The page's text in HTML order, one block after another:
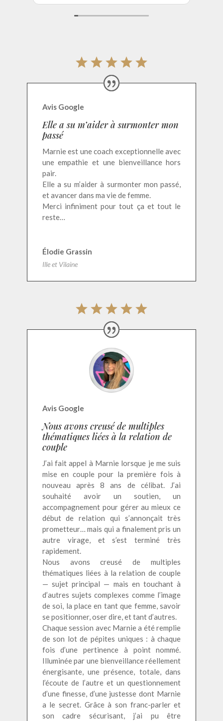
le dessus. Merci pour ton
accompagnement et tes
vers un futur qui nous correspond
désormais. À bientôt
Avis Google
Elle a su m’aider à surmonter mon
passé
Marnie est une coach exceptionnelle avec
une empathie et une bienveillance hors
pair.
Elle a su m’aider à surmonter mon passé,
et avancer dans ma vie de femme.
Merci infiniment pour tout ça et tout le
reste…
Élodie Grassin
Ille et Vilaine
Avis Google
Nous avons creusé de multiples
thématiques liées à la relation de
couple
J’ai fait appel à Marnie lorsque je me suis
mise en couple pour la première fois à
nouveau après 8 ans de célibat. J’ai
souhaité avoir un soutien, un
accompagnement pour gérer au mieux ce
début de relation qui s’annonçait très
prometteur… mais qui a finalement pris un
autre virage, et s’est terminé très
rapidement.
Nous avons creusé de multiples
thématiques liées à la relation de couple
— sujet principal — mais en touchant à
d’autres sujets complexes comme l’image
de soi, la place en tant que femme, savoir
se positionner, oser dire, et tant d’autres.
Chaque session avec Marnie a été remplie
de son lot de pépites uniques : à chaque
fois d’une pertinence à point nommé.
Illuminée par une bienveillance réellement
énergisante, une présence, totale, dans
l’écoute de l’autre et un questionnement
d’une finesse, d’une justesse dont Marnie
a le secret. Grâce à son franc-parler et
son cadre sécurisant, j’ai pu être